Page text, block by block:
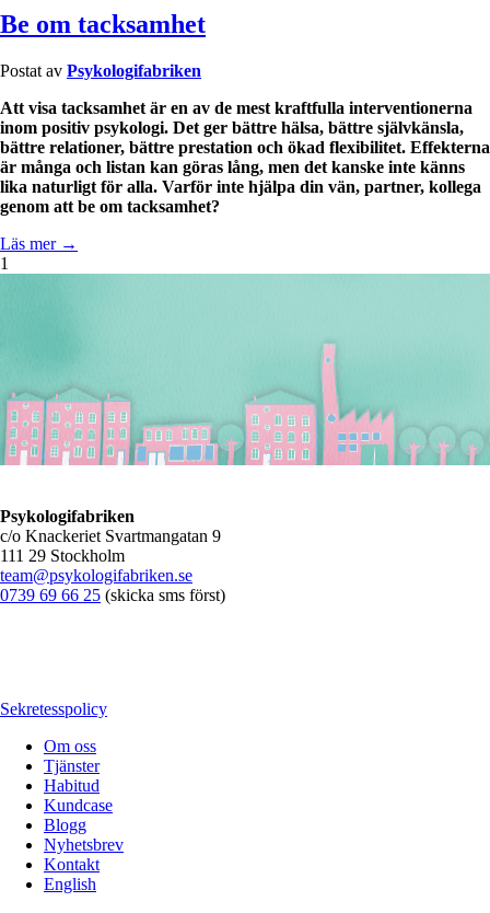
Be om tacksamhet
Postat av Psykologifabriken
Att visa tacksamhet är en av de mest kraftfulla interventionerna
inom positiv psykologi. Det ger bättre hälsa, bättre självkänsla,
bättre relationer, bättre prestation och ökad flexibilitet. Effekterna
är många och listan kan göras lång, men det kanske inte känns
lika naturligt för alla. Varför inte hjälpa din vän, partner, kollega
genom att be om tacksamhet?
Läs mer →
1
Psykologifabriken
c/o Knackeriet Svartmangatan 9
111 29 Stockholm
team@psykologifabriken.se
0739 69 66 25 (skicka sms först)
Sekretesspolicy
Om oss
Tjänster
Habitud
Kundcase
Blogg
Nyhetsbrev
Kontakt
English